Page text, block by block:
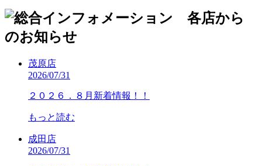
茂原店
2026/07/31
２０２６．８月新着情報！！
もっと読む
成田店
2026/07/31